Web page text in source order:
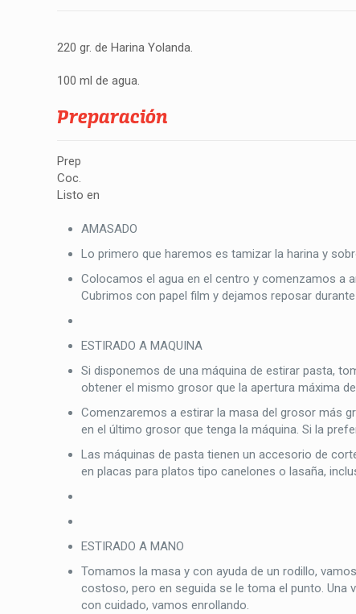
220 gr. de Harina Yolanda.
100 ml de agua.
Preparación
Prep
Coc.
Listo en
AMASADO
Lo primero que haremos es tamizar la harina y
Colocamos el agua en el centro y comenzamos a
Cubrimos con papel film y dejamos reposar
ESTIRADO A MAQUINA
Si disponemos de una máquina de estirar pasta,
obtener el mismo grosor que la apertura máxima
Comenzaremos a estirar la masa del grosor más
en el último grosor que tenga la máquina. Si la
Las máquinas de pasta tienen un accesorio de
en placas para platos tipo canelones o lasaña,
ESTIRADO A MANO
Tomamos la masa y con ayuda de un rodillo,
costoso, pero en seguida se le toma el punto.
con cuidado, vamos enrollando.